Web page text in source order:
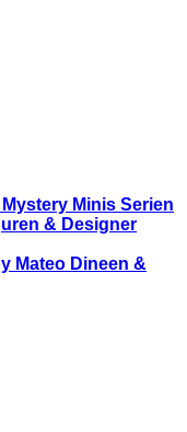
Minis Serien
& Designer
Mateo Dineen &